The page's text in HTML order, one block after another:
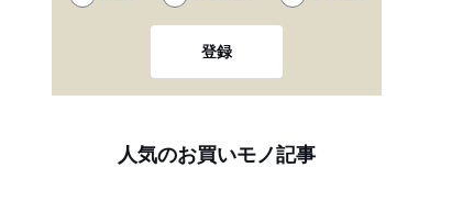
登録
人気のお買いモノ記事